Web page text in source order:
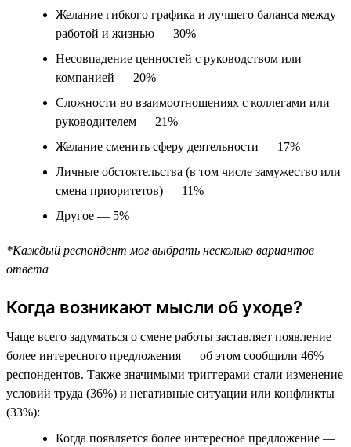
Желание гибкого графика и лучшего баланса между
работой и жизнью — 30%
Несовпадение ценностей с руководством или
компанией — 20%
Сложности во взаимоотношениях с коллегами или
руководителем — 21%
Желание сменить сферу деятельности — 17%
Личные обстоятельства (в том числе замужество или
смена приоритетов) — 11%
Другое — 5%
*Каждый респондент мог выбрать несколько вариантов
ответа
Когда возникают мысли об уходе?
Чаще всего задуматься о смене работы заставляет появление
более интересного предложения — об этом сообщили 46%
респондентов. Также значимыми триггерами стали изменение
условий труда (36%) и негативные ситуации или конфликты
(33%):
Когда появляется более интересное предложение —